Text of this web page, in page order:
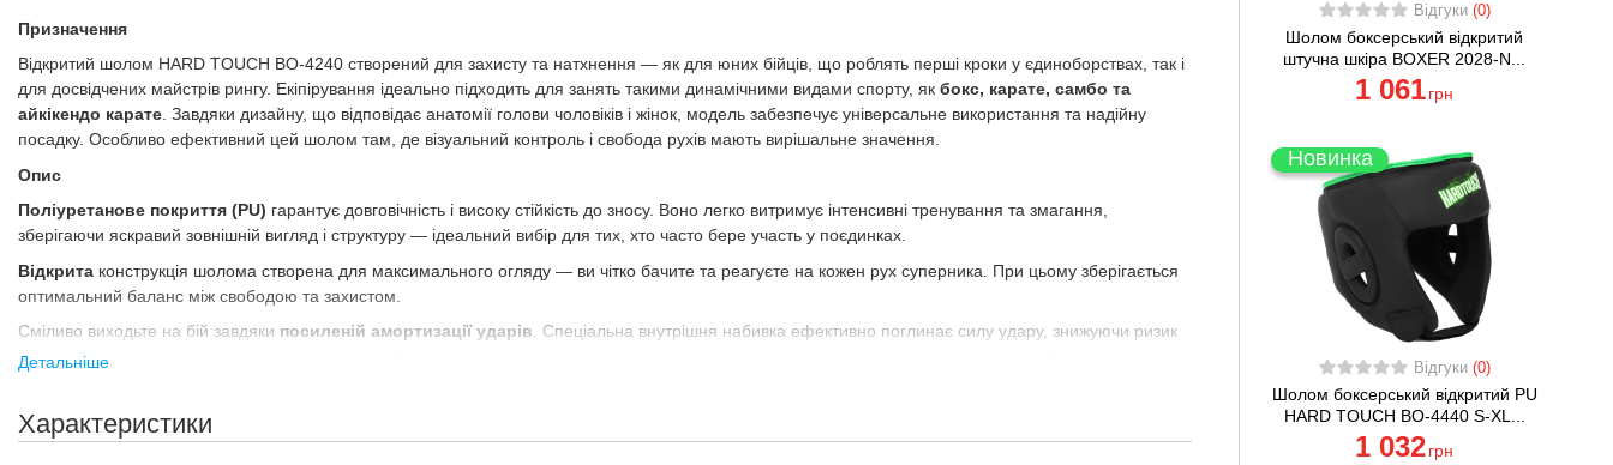
Призначення
Відкритий шолом HARD TOUCH BO-4240 створений для захисту та натхнення — як для юних бійців, що роблять перші кроки у єдиноборствах, так і
для досвідчених майстрів рингу. Екіпірування ідеально підходить для занять такими динамічними видами спорту, як бокс, карате, самбо та
айкікендо карате. Завдяки дизайну, що відповідає анатомії голови чоловіків і жінок, модель забезпечує універсальне використання та надійну
посадку. Особливо ефективний цей шолом там, де візуальний контроль і свобода рухів мають вирішальне значення.
Опис
Поліуретанове покриття (PU) гарантує довговічність і високу стійкість до зносу. Воно легко витримує інтенсивні тренування та змагання,
зберігаючи яскравий зовнішній вигляд і структуру — ідеальний вибір для тих, хто часто бере участь у поєдинках.
Відкрита конструкція шолома створена для максимального огляду — ви чітко бачите та реагуєте на кожен рух суперника. При цьому зберігається
оптимальний баланс між свободою та захистом.
Сміливо виходьте на бій завдяки посиленій амортизації ударів . Спеціальна внутрішня набивка ефективно поглинає силу удару, знижуючи ризик
травм і дозволяючи зосередитися на стратегії. Водночас
Наявність регулювання розміру
надійну фіксацію та запобігає зміщенню — шолом точно повторює кожен поворот голови, немов створений саме для вас.
Детальніше
Характеристики
Відгуки (0)
Шолом боксерський відкритий
штучна шкіра BOXER 2028-N...
1 061 грн
Новинка
Відгуки (0)
Шолом боксерський відкритий PU
HARD TOUCH BO-4440 S-XL...
1 032 грн